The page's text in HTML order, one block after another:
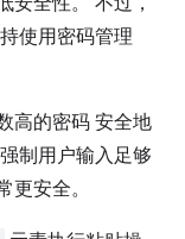
使用密码管理
高的密码 安全地
制用户输入足够
安全。